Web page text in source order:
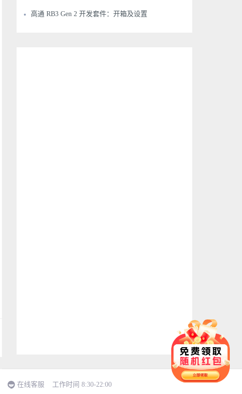
高通 RB3 Gen 2 开发套件：开箱及设置
在线客服 工作时间 8:30-22:00